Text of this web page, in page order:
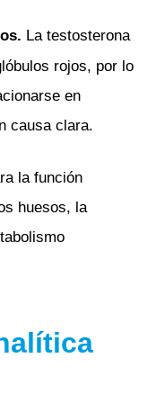
La testosterona
rojos, por lo
en
causa clara.
la función
huesos, la